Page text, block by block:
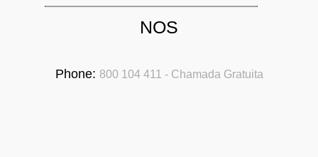
NOS
Phone: 800 104 411 - Chamada Gratuita